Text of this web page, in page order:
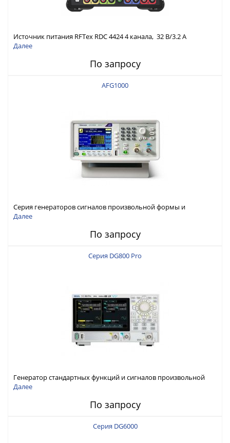
Источник питания RFTex RDC 4424 4 канала, 32 В/3.2 А
Далее
По запросу
AFG1000
Серия генераторов сигналов произвольной формы и
стандартных функций Tektronix AFG1000
Далее
По запросу
Серия DG800 Pro
Генератор стандартных функций и сигналов произвольной
формы Rigol серии DG800 Pro, до 50 МГц
Далее
По запросу
Серия DG6000